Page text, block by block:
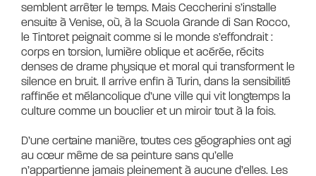
semblent arrêter le temps. Mais Ceccherini s’installe
ensuite à Venise, où, à la Scuola Grande di San Rocco,
le Tintoret peignait comme si le monde s’effondrait :
corps en torsion, lumière oblique et acérée, récits
denses de drame physique et moral qui transforment le
silence en bruit. Il arrive enfin à Turin, dans la sensibilité
raffinée et mélancolique d’une ville qui vit longtemps la
culture comme un bouclier et un miroir tout à la fois.
D’une certaine manière, toutes ces géographies ont agi
au cœur même de sa peinture sans qu’elle
n’appartienne jamais pleinement à aucune d’elles. Les